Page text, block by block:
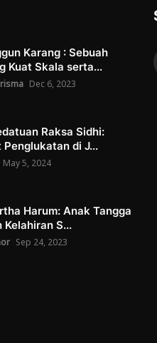
Karang : Sebuah
Kuat Skala serta...
Dec 6, 2023
Raksa Sidhi:
Penglukatan di J...
May 5, 2024
Harum: Anak Tangga
Kelahiran S...
Sep 24, 2023